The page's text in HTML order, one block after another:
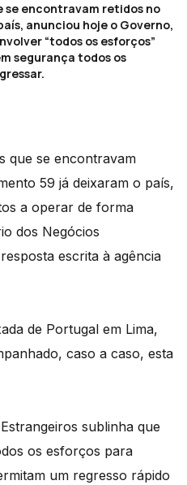
se encontravam retidos no
anunciou hoje o Governo,
“todos os esforços”
segurança todos os
que se encontravam
59 já deixaram o país,
a operar de forma
dos Negócios
escrita à agência
de Portugal em Lima,
caso a caso, esta
sublinha que
os esforços para
um regresso rápido